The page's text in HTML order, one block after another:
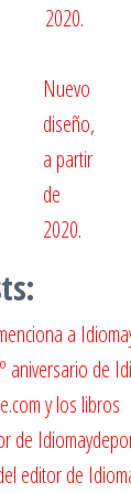
2020.
Nuevo
diseño,
a partir
de
2020.
a
aniversario de
y los libros
de
editor de